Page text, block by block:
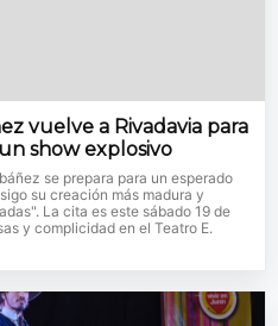
vuelve a Rivadavia para
show explosivo
se prepara para un esperado
su creación más madura y
La cita es este sábado 19 de
y complicidad en el Teatro E.